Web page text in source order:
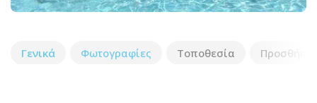
Γενικά Φωτογραφίες Τοποθεσία Προσθήκη